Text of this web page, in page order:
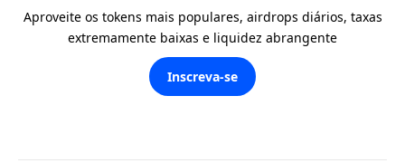
Aproveite os tokens mais populares, airdrops diários, taxas
extremamente baixas e liquidez abrangente
Inscreva-se